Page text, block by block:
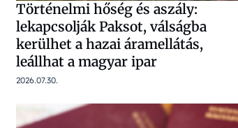
Történelmi hőség és aszály:
lekapcsolják Paksot, válságba
kerülhet a hazai áramellátás,
leállhat a magyar ipar
2026.07.30.